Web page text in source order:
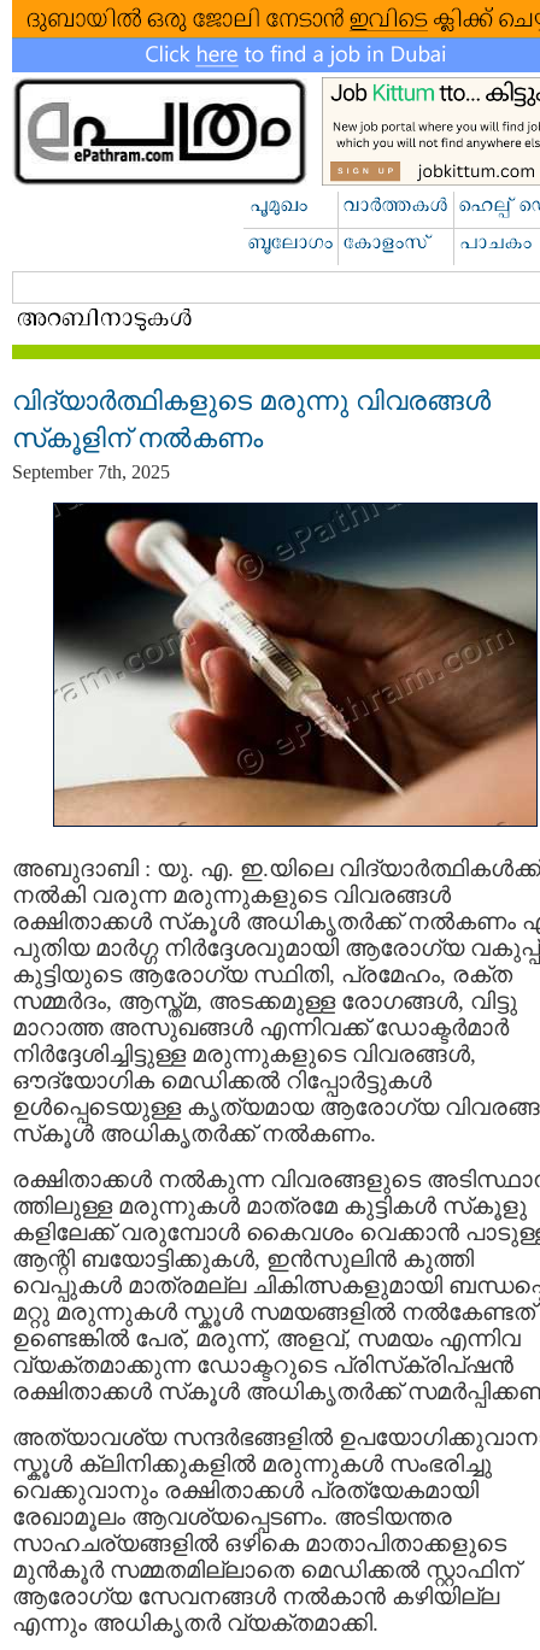
വിദ്യാർത്ഥികളുടെ മരുന്നു വിവരങ്ങൾ
സ്‌കൂളിന് നൽകണം
September 7th, 2025
അബുദാബി : യു. എ. ഇ.യിലെ വിദ്യാർത്ഥികൾക്ക്
നൽകി വരുന്ന മരുന്നുകളുടെ വിവരങ്ങൾ
രക്ഷിതാക്കള്‍ സ്‌കൂൾ അധികൃതർക്ക് നൽകണം
പുതിയ മാർഗ്ഗ നിർദ്ദേശവുമായി ആരോഗ്യ
കുട്ടിയുടെ ആരോഗ്യ സ്ഥിതി, പ്രമേഹം, രക്ത
സമ്മർദം, ആസ്ത്‌മ, അടക്കമുള്ള രോഗങ്ങൾ, വിട്ടു
മാറാത്ത അസുഖങ്ങൾ എന്നിവക്ക് ഡോക്ടർമാർ
നിർദ്ദേശിച്ചിട്ടുള്ള മരുന്നുകളുടെ വിവരങ്ങൾ,
ഔദ്യോഗിക മെഡിക്കൽ റിപ്പോർട്ടുകൾ
ഉള്‍പ്പെടെയുള്ള കൃത്യമായ ആരോഗ്യ
സ്‌കൂള്‍ അധികൃതര്‍ക്ക് നല്‍കണം.
രക്ഷിതാക്കൾ നൽകുന്ന വിവരങ്ങളുടെ
ത്തിലുള്ള മരുന്നുകൾ മാത്രമേ കുട്ടികൾ സ്‌കൂളു
കളിലേക്ക് വരുമ്പോൾ കൈവശം വെക്കാൻ
ആന്റി ബയോട്ടിക്കുകൾ, ഇൻസുലിൻ കുത്തി
വെപ്പുകൾ മാത്രമല്ല ചികിത്സകളുമായി
മറ്റു മരുന്നുകൾ സ്കൂൾ സമയങ്ങളിൽ നൽകേണ്ടത്
ഉണ്ടെങ്കിൽ പേര്, മരുന്ന്, അളവ്, സമയം എന്നിവ
വ്യക്തമാക്കുന്ന ഡോക്ടറുടെ പ്രിസ്‌ക്രിപ്‌ഷൻ
രക്ഷിതാക്കൾ സ്‌കൂൾ അധികൃതർക്ക്
അത്യാവശ്യ സന്ദർഭങ്ങളിൽ
സ്കൂൾ ക്ലിനിക്കുകളിൽ മരുന്നുകൾ സംഭരിച്ചു
വെക്കുവാനും രക്ഷിതാക്കൾ പ്രത്യേകമായി
രേഖാമൂലം ആവശ്യപ്പെടണം. അടിയന്തര
സാഹചര്യങ്ങളില്‍ ഒഴികെ മാതാപിതാക്കളുടെ
മുന്‍കൂര്‍ സമ്മതമില്ലാതെ മെഡിക്കല്‍ സ്റ്റാഫിന്
ആരോഗ്യ സേവനങ്ങള്‍ നല്‍കാന്‍ കഴിയില്ല
എന്നും അധികൃതര്‍ വ്യക്തമാക്കി.